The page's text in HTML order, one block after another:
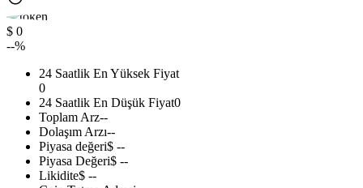
$ 0
--%
24 Saatlik En Yüksek Fiyat
0
24 Saatlik En Düşük Fiyat0
Toplam Arz--
Dolaşım Arzı--
Piyasa değeri$ --
Piyasa Değeri$ --
Likidite$ --